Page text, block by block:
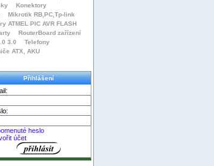
Konektory
Mikrotik RB,PC,Tp-link
ATMEL PIC AVR FLASH
RouterBoard zařízení
3.0
Telefony
ATX, AKU
Přihlášení
heslo
účet